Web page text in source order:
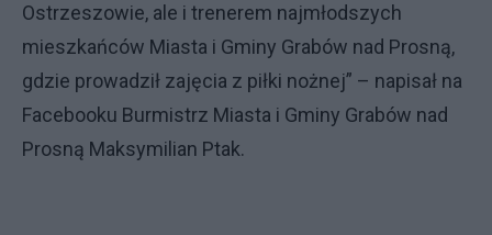
Ostrzeszowie, ale i trenerem najmłodszych
mieszkańców Miasta i Gminy Grabów nad Prosną,
gdzie prowadził zajęcia z piłki nożnej” – napisał na
Facebooku Burmistrz Miasta i Gminy Grabów nad
Prosną Maksymilian Ptak.